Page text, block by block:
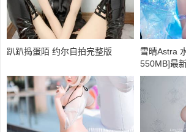
趴趴捣蛋陌 约尔自拍完整版
雪晴Astra
550MB]最